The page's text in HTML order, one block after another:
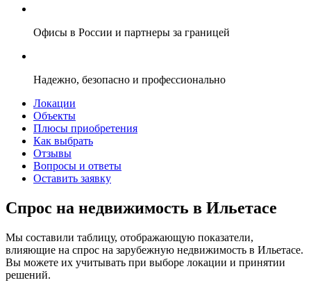
Офисы в России и партнеры за границей
Надежно, безопасно и профессионально
Локации
Объекты
Плюсы приобретения
Как выбрать
Отзывы
Вопросы и ответы
Оставить заявку
Спрос на недвижимость в Ильетасе
Мы составили таблицу, отображающую показатели,
влияющие на спрос на зарубежную недвижимость в Ильетасе.
Вы можете их учитывать при выборе локации и принятии
решений.